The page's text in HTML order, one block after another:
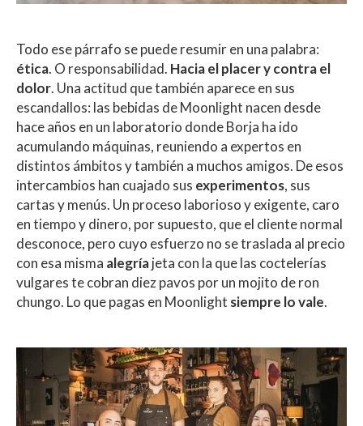
Todo ese párrafo se puede resumir en una palabra:
ética. O responsabilidad. Hacia el placer y contra el
dolor. Una actitud que también aparece en sus
escandallos: las bebidas de Moonlight nacen desde
hace años en un laboratorio donde Borja ha ido
acumulando máquinas, reuniendo a expertos en
distintos ámbitos y también a muchos amigos. De esos
intercambios han cuajado sus experimentos, sus
cartas y menús. Un proceso laborioso y exigente, caro
en tiempo y dinero, por supuesto, que el cliente normal
desconoce, pero cuyo esfuerzo no se traslada al precio
con esa misma alegríajeta con la que las coctelerías
vulgares te cobran diez pavos por un mojito de ron
chungo. Lo que pagas en Moonlight siempre lo vale.